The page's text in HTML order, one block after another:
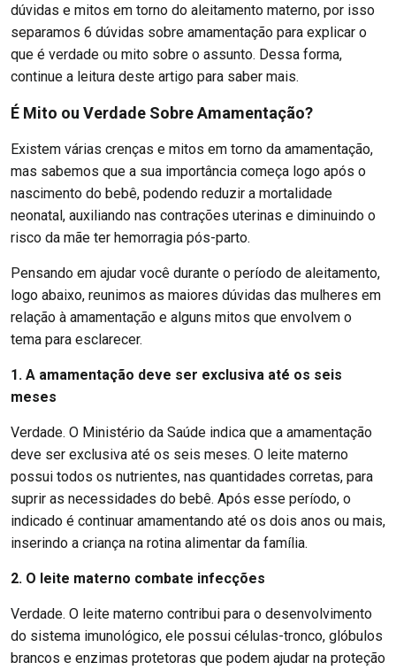
dúvidas e mitos em torno do aleitamento materno, por isso
separamos 6 dúvidas sobre amamentação para explicar o
que é verdade ou mito sobre o assunto. Dessa forma,
continue a leitura deste artigo para saber mais.
É Mito ou Verdade Sobre Amamentação?
Existem várias crenças e mitos em torno da amamentação,
mas sabemos que a sua importância começa logo após o
nascimento do bebê, podendo reduzir a mortalidade
neonatal, auxiliando nas contrações uterinas e diminuindo o
risco da mãe ter hemorragia pós-parto.
Pensando em ajudar você durante o período de aleitamento,
logo abaixo, reunimos as maiores dúvidas das mulheres em
relação à amamentação e alguns mitos que envolvem o
tema para esclarecer.
1. A amamentação deve ser exclusiva até os seis
meses
Verdade. O Ministério da Saúde indica que a amamentação
deve ser exclusiva até os seis meses. O leite materno
possui todos os nutrientes, nas quantidades corretas, para
suprir as necessidades do bebê. Após esse período, o
indicado é continuar amamentando até os dois anos ou mais,
inserindo a criança na rotina alimentar da família.
2. O leite materno combate infecções
Verdade. O leite materno contribui para o desenvolvimento
do sistema imunológico, ele possui células-tronco, glóbulos
brancos e enzimas protetoras que podem ajudar na proteção